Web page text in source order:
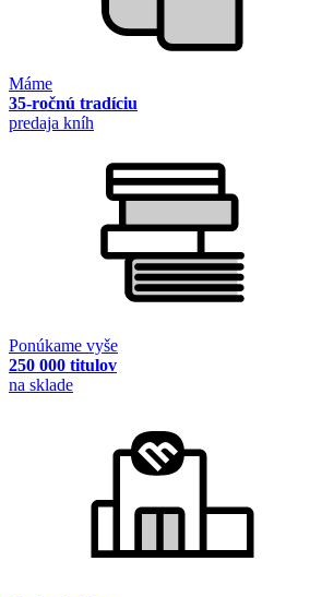
Máme
35-ročnú tradíciu
predaja kníh
Ponúkame vyše
250 000 titulov
na sklade